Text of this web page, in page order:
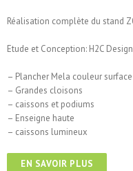
Réalisation complète du stand
Etude et Conception: H2C Design
– Plancher Mela couleur
– Grandes cloisons
– caissons et podiums
– Enseigne haute
– caissons lumineux
EN SAVOIR PLUS